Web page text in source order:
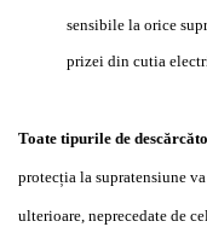
sensibile la orice
prizei din cutia
Toate tipurile de
protecția la supratensiune
ulterioare, neprecedate de